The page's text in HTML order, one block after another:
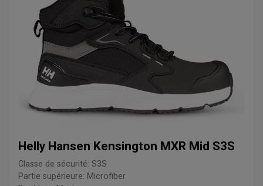
Helly Hansen Kensington MXR Mid S3S
Classe de sécurité: S3S
Partie supérieure: Microfiber